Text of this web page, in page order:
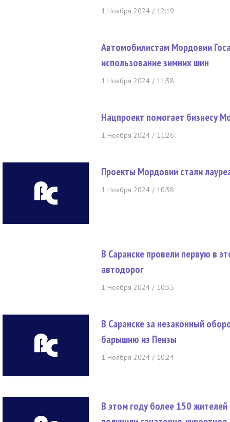
1 Ноября 2024 / 12:19
Автомобилистам Мордовии
использование зимних шин
1 Ноября 2024 / 11:38
Нацпроект помогает бизнесу
1 Ноября 2024 / 11:26
Проекты Мордовии стали
1 Ноября 2024 / 10:38
В Саранске провели первую в
автодорог
1 Ноября 2024 / 10:35
В Саранске за незаконный
барышню из Пензы
1 Ноября 2024 / 10:24
В этом году более 150